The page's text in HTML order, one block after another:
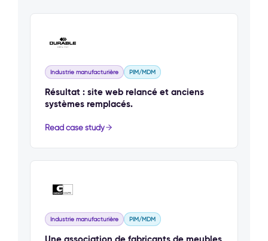
Industrie manufacturière PIM/MDM
Résultat : site web relancé et anciens
systèmes remplacés.
Read case study
Industrie manufacturière PIM/MDM
Une association de fabricants de meubles